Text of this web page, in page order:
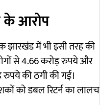
के आरोप
झारखंड में भी इसी तरह की
से 4.66 करोड़ रुपये और
की ठगी की गई।
को डबल रिटर्न का लालच